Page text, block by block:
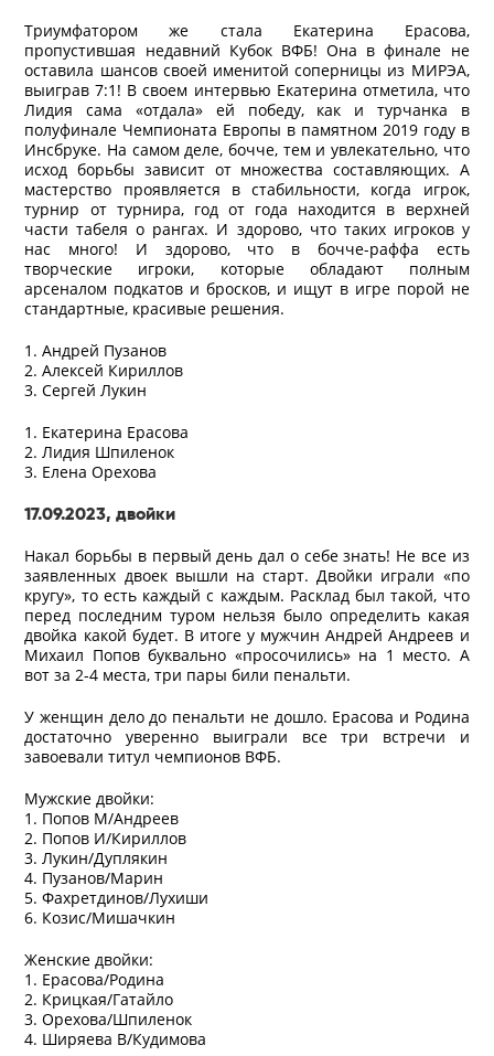
Триумфатором же стала Екатерина Ерасова,
пропустившая недавний Кубок ВФБ! Она в финале не
оставила шансов своей именитой соперницы из МИРЭА,
выиграв 7:1! В своем интервью Екатерина отметила, что
Лидия сама «отдала» ей победу, как и турчанка в
полуфинале Чемпионата Европы в памятном 2019 году в
Инсбруке. На самом деле, бочче, тем и увлекательно, что
исход борьбы зависит от множества составляющих. А
мастерство проявляется в стабильности, когда игрок,
турнир от турнира, год от года находится в верхней
части табеля о рангах. И здорово, что таких игроков у
нас много! И здорово, что в бочче-раффа есть
творческие игроки, которые обладают полным
арсеналом подкатов и бросков, и ищут в игре порой не
стандартные, красивые решения.
1. Андрей Пузанов
2. Алексей Кириллов
3. Сергей Лукин
1. Екатерина Ерасова
2. Лидия Шпиленок
3. Елена Орехова
17.09.2023, двойки
Накал борьбы в первый день дал о себе знать! Не все из
заявленных двоек вышли на старт. Двойки играли «по
кругу», то есть каждый с каждым. Расклад был такой, что
перед последним туром нельзя было определить какая
двойка какой будет. В итоге у мужчин Андрей Андреев и
Михаил Попов буквально «просочились» на 1 место. А
вот за 2-4 места, три пары били пенальти.
У женщин дело до пенальти не дошло. Ерасова и Родина
достаточно уверенно выиграли все три встречи и
завоевали титул чемпионов ВФБ.
Мужские двойки:
1. Попов М/Андреев
2. Попов И/Кириллов
3. Лукин/Дуплякин
4. Пузанов/Марин
5. Фахретдинов/Лухиши
6. Козис/Мишачкин
Женские двойки:
1. Ерасова/Родина
2. Крицкая/Гатайло
3. Орехова/Шпиленок
4. Ширяева В/Кудимова